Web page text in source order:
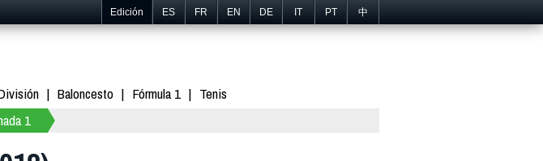
Edición ES FR EN DE IT PT 中
Baloncesto Fórmula 1
Tenis
1